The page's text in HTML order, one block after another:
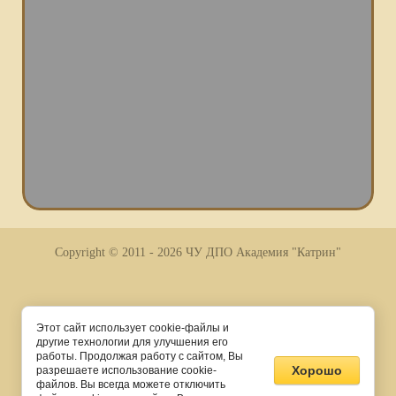
Copyright © 2011 - 2026 ЧУ ДПО Академия "Катрин"
Создание,разработка сайта— студия Мегагрупп.ру.
Этот сайт использует cookie-файлы и
другие технологии для улучшения его
работы. Продолжая работу с сайтом, Вы
разрешаете использование cookie-
файлов. Вы всегда можете отключить
Хорошо